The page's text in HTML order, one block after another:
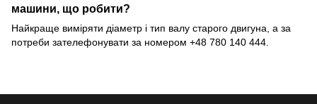
машини, що робити?
Найкраще виміряти діаметр і тип валу старого двигуна, а за
потреби зателефонувати за номером +48 780 140 444.